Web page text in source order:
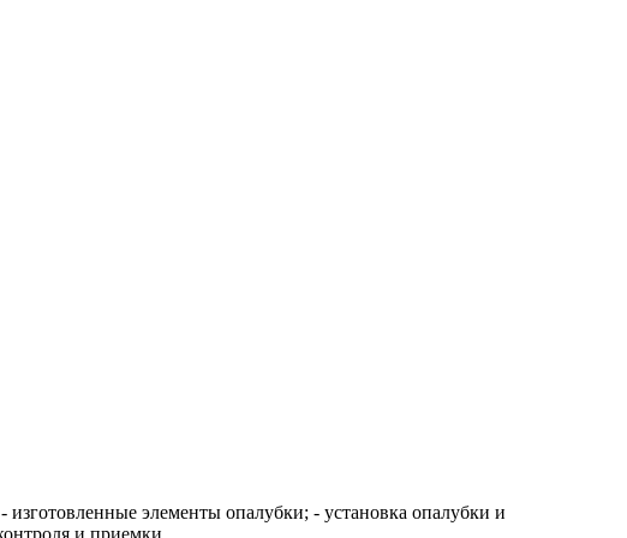
элементы опалубки; - установка опалубки и
и приемки...